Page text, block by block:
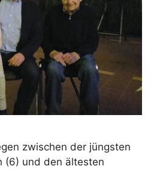
zwischen der jüngsten
(6) und den ältesten